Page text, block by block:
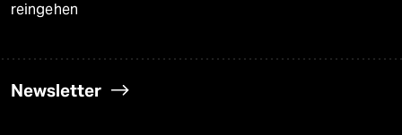
reingehen
Newsletter